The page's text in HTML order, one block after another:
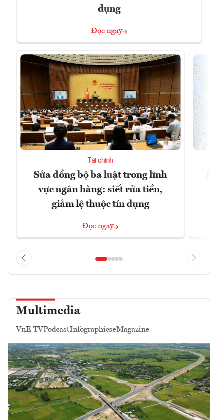
dụng
Đọc ngay
Tài chính
Sửa đồng bộ ba luật trong lĩnh
vực ngân hàng: siết rửa tiền,
giảm lệ thuộc tín dụng
Đọc ngay
Multimedia
VnE TVPodcastInfographicseMagazine